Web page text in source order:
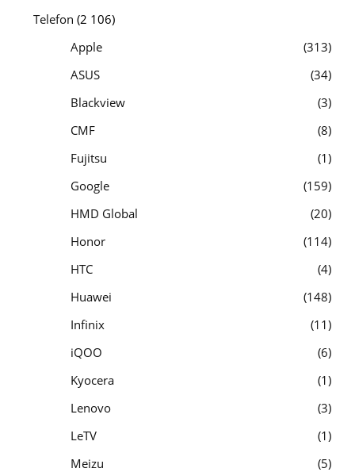
Telefon (2 106)
Apple
313
ASUS
34
Blackview
3
CMF
8
Fujitsu
1
Google
159
HMD Global
20
Honor
114
HTC
4
Huawei
148
Infinix
11
iQOO
6
Kyocera
1
Lenovo
3
LeTV
1
Meizu
5